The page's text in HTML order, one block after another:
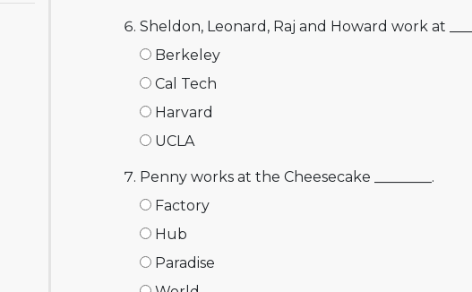
Sheldon, Leonard, Raj and Howard work at
Berkeley
Cal Tech
Harvard
UCLA
Penny works at the Cheesecake ________.
Factory
Hub
Paradise